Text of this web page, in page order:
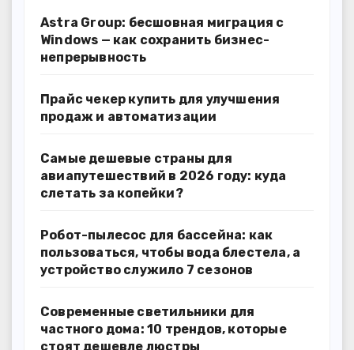
Astra Group: бесшовная миграция с
Windows — как сохранить бизнес-
непрерывность
Прайс чекер купить для улучшения
продаж и автоматизации
Самые дешевые страны для
авиапутешествий в 2026 году: куда
слетать за копейки?
Робот-пылесос для бассейна: как
пользоваться, чтобы вода блестела, а
устройство служило 7 сезонов
Современные светильники для
частного дома: 10 трендов, которые
стоят дешевле люстры